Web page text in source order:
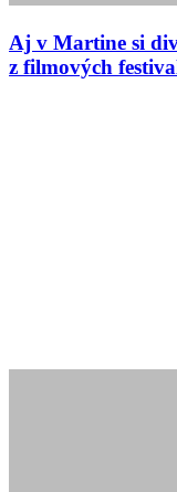
Aj v Martine si
z filmových